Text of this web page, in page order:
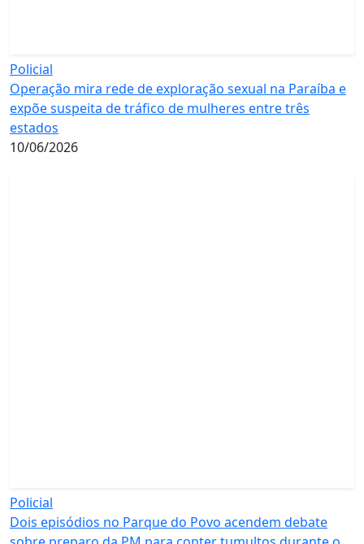
Policial
Operação mira rede de exploração sexual na Paraíba e
expõe suspeita de tráfico de mulheres entre três
estados
10/06/2026
Policial
Dois episódios no Parque do Povo acendem debate